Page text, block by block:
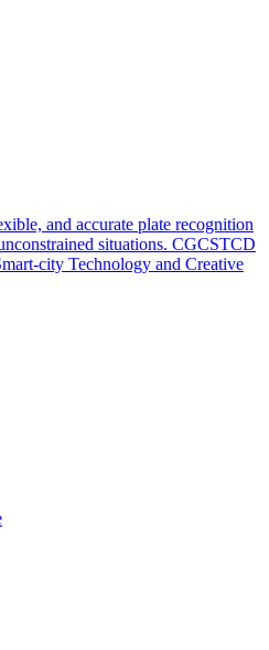
and accurate plate recognition
situations. CGCSTCD
city Technology and Creative